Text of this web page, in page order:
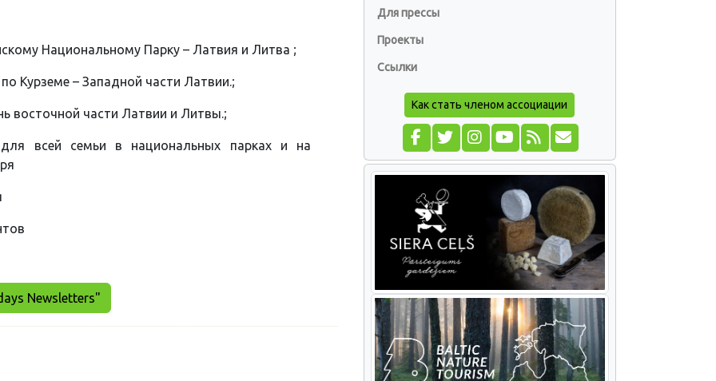
Национальному Парку – Латвия и Литва ;
Курземе – Западной части Латвии.;
восточной части Латвии и Литвы.;
для всей семьи в национальных парках и на
Newsletters"
Для прессы
Проекты
Ссылки
Как стать членом ассоциации